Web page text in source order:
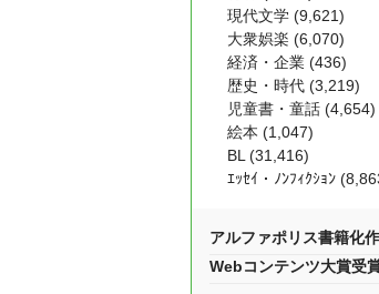
現代文学 (9,621)
大衆娯楽 (6,070)
経済・企業 (436)
歴史・時代 (3,219)
児童書・童話 (4,654)
絵本 (1,047)
BL (31,416)
ｴｯｾｲ・ﾉﾝﾌｨｸｼｮﾝ
アルファポリス書籍化
Webコンテンツ大賞受